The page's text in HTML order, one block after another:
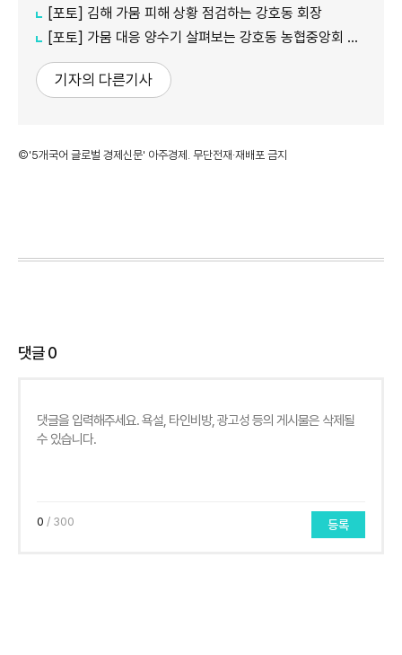
[포토] 김해 가뭄 피해 상황 점검하는 강호동 회장
[포토] 가뭄 대응 양수기 살펴보는 강호동 농협중앙회 회장
기자의 다른기사
©'5개국어 글로벌 경제신문' 아주경제. 무단전재·재배포 금지
댓글0
0 / 300 등록